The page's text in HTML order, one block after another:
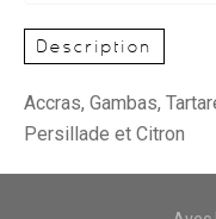
Description
Accras, Gambas,
Persillade et Citron